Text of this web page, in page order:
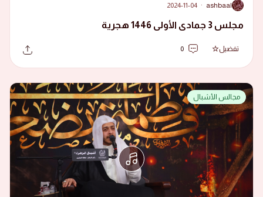
A
ashbaal
·
2024-11-04
مجلس 3 جمادى الأولى 1446 هجرية
تفضيل 0
مجالس الأشبال